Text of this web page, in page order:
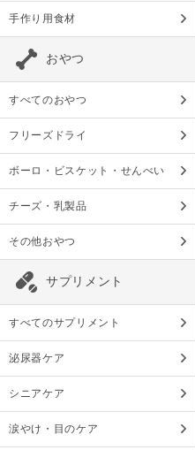
手作り用食材
おやつ
すべてのおやつ
フリーズドライ
ボーロ・ビスケット・せんべい
チーズ・乳製品
その他おやつ
サプリメント
すべてのサプリメント
泌尿器ケア
シニアケア
涙やけ・目のケア